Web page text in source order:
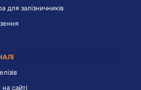
для залізничників
сайті